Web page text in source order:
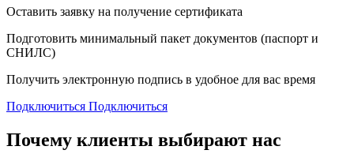
Оставить заявку на получение сертификата
Подготовить минимальный пакет документов (паспорт и
СНИЛС)
Получить электронную подпись в удобное для вас время
Подключиться Подключиться
Почему клиенты выбирают нас